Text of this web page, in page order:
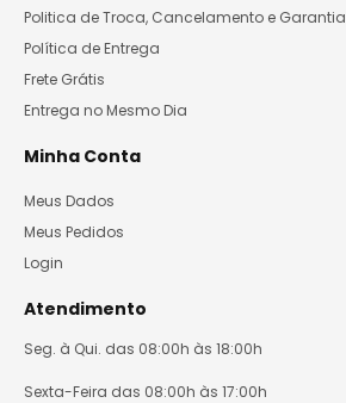
Politica de Troca, Cancelamento e Garantia
Política de Entrega
Frete Grátis
Entrega no Mesmo Dia
Minha Conta
Meus Dados
Meus Pedidos
Login
Atendimento
Seg. à Qui. das 08:00h às 18:00h
Sexta-Feira das 08:00h às 17:00h